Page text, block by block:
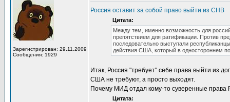
Зарегистрирован: 29.11.2009
Сообщения: 1929
Россия оставит за собой право выйти из СНВ
Цитата:
Между тем, именно возможность для
препятствием для ратификации. Против
последовательно выступали
действия США, который в одностороннем
Итак, Россия "требует" себе права выйти из
США не требуют, а просто выходят.
Почему МИД отдал кому-то суверенные права
Цитата: